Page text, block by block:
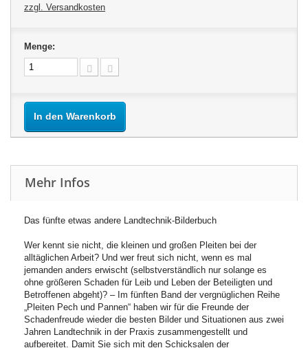
zzgl. Versandkosten
Menge:
In den Warenkorb
Mehr Infos
Das fünfte etwas andere Landtechnik-Bilderbuch
Wer kennt sie nicht, die kleinen und großen Pleiten bei der
alltäglichen Arbeit? Und wer freut sich nicht, wenn es mal
jemanden anders erwischt (selbstverständlich nur solange es
ohne größeren Schaden für Leib und Leben der Beteiligten und
Betroffenen abgeht)? – Im fünften Band der vergnüglichen Reihe
„Pleiten Pech und Pannen“ haben wir für die Freunde der
Schadenfreude wieder die besten Bilder und Situationen aus zwei
Jahren Landtechnik in der Praxis zusammengestellt und
aufbereitet. Damit Sie sich mit den Schicksalen der